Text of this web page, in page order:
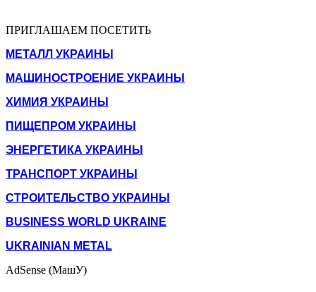
ПРИГЛАШАЕМ ПОСЕТИТЬ
МЕТАЛЛ УКРАИНЫ
МАШИНОСТРОЕНИЕ УКРАИНЫ
ХИМИЯ УКРАИНЫ
ПИЩЕПРОМ УКРАИНЫ
ЭНЕРГЕТИКА УКРАИНЫ
ТРАНСПОРТ УКРАИНЫ
СТРОИТЕЛЬСТВО УКРАИНЫ
BUSINESS WORLD UKRAINE
UKRAINIAN METAL
AdSense (МашУ)